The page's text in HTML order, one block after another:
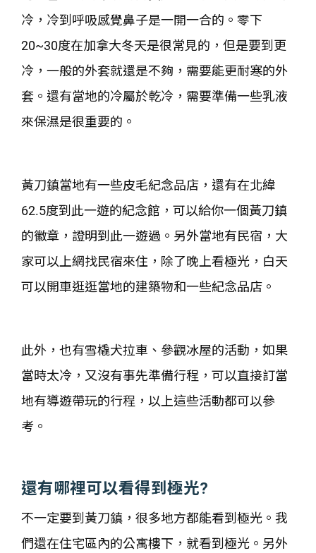
冷，冷到呼吸感覺鼻子是一開一合的。零下
20~30度在加拿大冬天是很常見的，但是要到更
冷，一般的外套就還是不夠，需要能更耐寒的外
套。還有當地的冷屬於乾冷，需要準備一些乳液
來保濕是很重要的。
黃刀鎮當地有一些皮毛紀念品店，還有在北緯
62.5度到此一遊的紀念館，可以給你一個黃刀鎮
的徽章，證明到此一遊過。另外當地有民宿，大
家可以上網找民宿來住，除了晚上看極光，白天
可以開車逛逛當地的建築物和一些紀念品店。
此外，也有雪橇犬拉車、參觀冰屋的活動，如果
當時太冷，又沒有事先準備行程，可以直接訂當
地有導遊帶玩的行程，以上這些活動都可以參
考。
還有哪裡可以看得到極光?
不一定要到黃刀鎮，很多地方都能看到極光。我
們還在住宅區內的公寓樓下，就看到極光。另外